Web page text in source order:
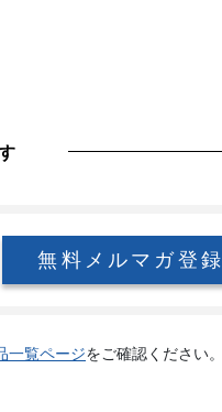
無料メルマガ登録
一覧ページをご確認ください。